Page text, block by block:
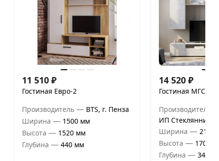
11 510 ₽
Гостиная Евро-2
Производитель — BTS, г. Пенза
Ширина — 1500 мм
Высота — 1520 мм
Глубина — 440 мм
14 520 ₽
Гостиная МГС №4
Производитель
ИП Стеклянников
Ширина — 2130
Высота — 1700
Глубина — 346